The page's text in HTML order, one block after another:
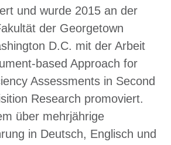
und wurde 2015 an der
der Georgetown
D.C. mit der Arbeit
based Approach for
Assessments in Second
Research promoviert.
über mehrjährige
in Deutsch, Englisch und